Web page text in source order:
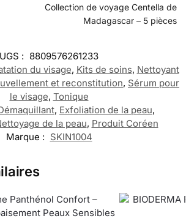
Collection de voyage Centella de
Madagascar – 5 pièces
UGS : 8809576261233
du visage, Kits de soins, Nettoyant
et reconstitution, Sérum pour
le visage, Tonique
, Exfoliation de la peau,
de la peau, Produit Coréen
Marque : SKIN1004